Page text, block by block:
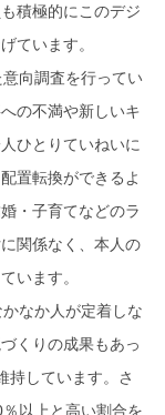
積極的にこのデジ
ています。
向調査を行ってい
の不満や新しいキ
ひとりていねいに
置転換ができるよ
・子育てなどのラ
関係なく、本人の
います。
なか人が定着しな
くりの成果もあっ
持しています。さ
以上と高い割合を